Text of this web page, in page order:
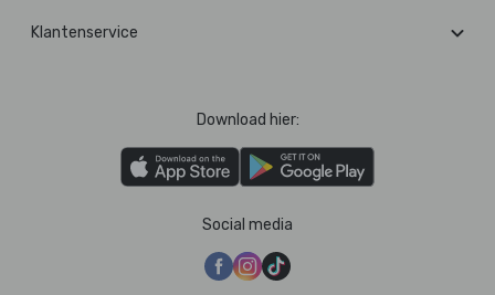
Klantenservice
Download hier:
Social media